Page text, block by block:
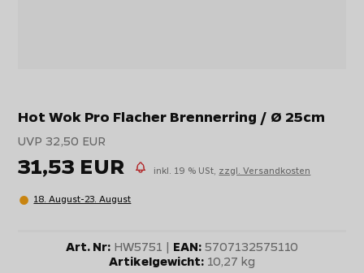
Hot Wok Pro Flacher Brennerring / Ø 25cm
UVP 32,50 EUR
31,53 EUR inkl. 19 % USt, zzgl. Versandkosten
18. August-23. August
Art. Nr: HW5751 | EAN: 5707132575110
Artikelgewicht: 10,27 kg